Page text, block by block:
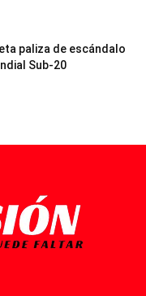
paliza de escándalo
Sub-20